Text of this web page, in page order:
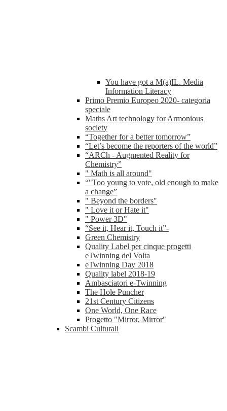
You have got a M(a)IL. Media
Information Literacy
Primo Premio Europeo 2020- categoria
speciale
Maths Art technology for Armonious
society
“Together for a better tomorrow”
“Let’s become the reporters of the world”
“ARCh - Augmented Reality for
Chemistry”
" Math is all around"
“"Too young to vote, old enough to make
a change”
" Beyond the borders"
" Love it or Hate it"
" Power 3D"
“See it, Hear it, Touch it”-
Green Chemistry
Quality Label per cinque progetti
eTwinning del Volta
eTwinning Day 2018
Quality label 2018-19
Ambasciatori e-Twinning
The Hole Puncher
21st Century Citizens
One World, One Race
Progetto "Mirror, Mirror"
Scambi Culturali